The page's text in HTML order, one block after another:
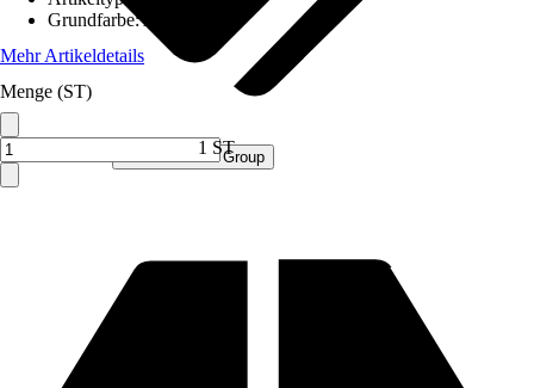
Verkauf durch: Procommerce Group
Grundfarbe:Anthrazit
Mehr Artikeldetails
Menge (ST)
1 ST